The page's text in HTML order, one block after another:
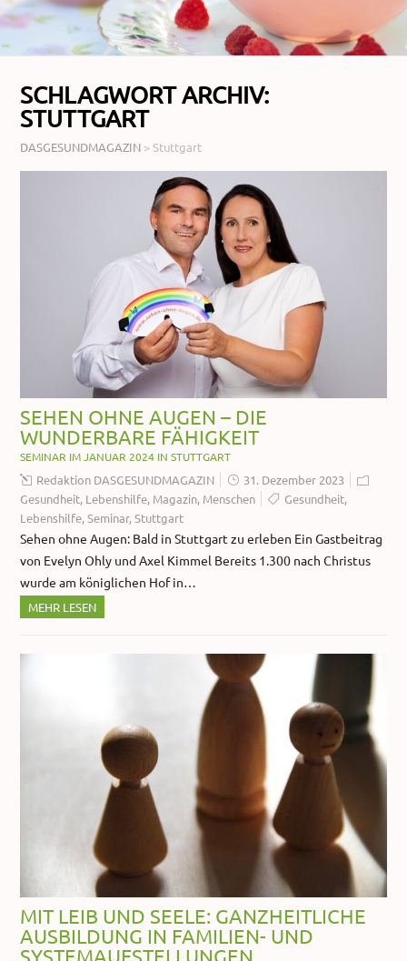
SCHLAGWORT ARCHIV:
STUTTGART
DASGESUNDMAGAZIN > Stuttgart
SEHEN OHNE AUGEN – DIE
WUNDERBARE FÄHIGKEIT
SEMINAR IM JANUAR 2024 IN STUTTGART
Redaktion DASGESUNDMAGAZIN
31. Dezember 2023
Gesundheit, Lebenshilfe, Magazin, Menschen Gesundheit,
Lebenshilfe,Seminar,Stuttgart
Sehen ohne Augen: Bald in Stuttgart zu erleben Ein Gastbeitrag
von Evelyn Ohly und Axel Kimmel Bereits 1.300 nach Christus
wurde am königlichen Hof in…
MEHR LESEN
MIT LEIB UND SEELE: GANZHEITLICHE
AUSBILDUNG IN FAMILIEN- UND
SYSTEMAUFSTELLUNGEN